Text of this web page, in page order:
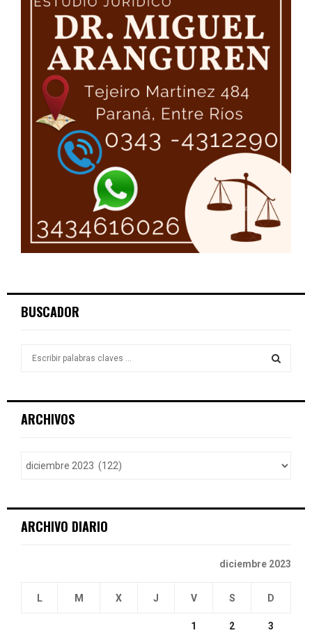
BUSCADOR
h
ARCHIVOS
ARCHIVO DIARIO
diciembre 2023
L M X J V S D
1 2 3